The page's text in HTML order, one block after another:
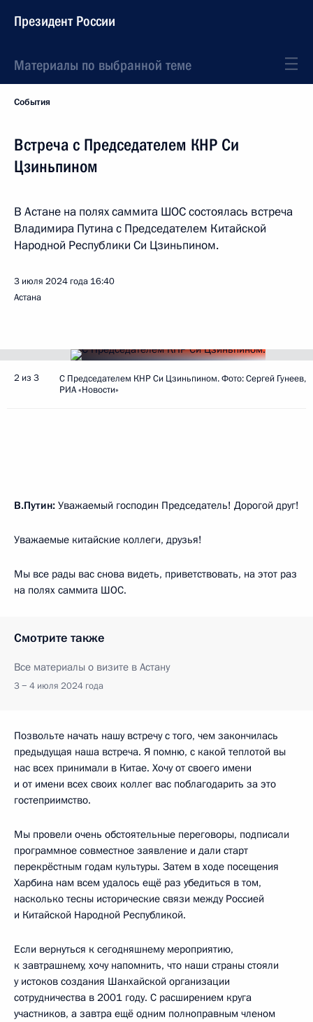
Президент России
Материалы по выбранной теме
События
Встреча с Председателем КНР Си
Цзиньпином
В Астане на полях саммита ШОС состоялась встреча
Владимира Путина с Председателем Китайской
Народной Республики Си Цзиньпином.
3 июля 2024 года 16:40
Астана
2 из 3
С Председателем КНР Си Цзиньпином. Фото: Сергей Гунеев,
РИА «Новости»
В.Путин: Уважаемый господин Председатель! Дорогой друг!
Уважаемые китайские коллеги, друзья!
Мы все рады вас снова видеть, приветствовать, на этот раз
на полях саммита ШОС.
Смотрите также
Все материалы о визите в Астану
3 − 4 июля 2024 года
Позвольте начать нашу встречу с того, чем закончилась
предыдущая наша встреча. Я помню, с какой теплотой вы
нас всех принимали в Китае. Хочу от своего имени
и от имени всех своих коллег вас поблагодарить за это
гостеприимство.
Мы провели очень обстоятельные переговоры, подписали
программное совместное заявление и дали старт
перекрёстным годам культуры. Затем в ходе посещения
Харбина нам всем удалось ещё раз убедиться в том,
насколько тесны исторические связи между Россией
и Китайской Народной Республикой.
Если вернуться к сегодняшнему мероприятию,
к завтрашнему, хочу напомнить, что наши страны стояли
у истоков создания Шанхайской организации
сотрудничества в 2001 году. С расширением круга
участников, а завтра ещё одним полноправным членом